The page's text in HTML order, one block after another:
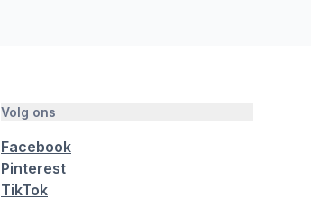
Volg ons
Facebook
Pinterest
TikTok